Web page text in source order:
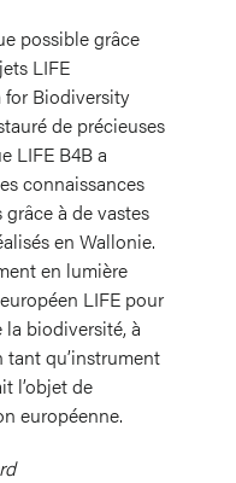
possible grâce
LIFE
for Biodiversity
de précieuses
LIFE B4B a
connaissances
à de vastes
en Wallonie.
en lumière
LIFE pour
biodiversité, à
qu’instrument
l’objet de
européenne.